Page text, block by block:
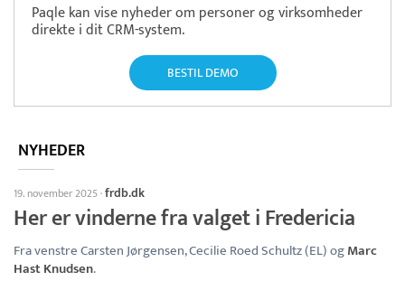
Paqle kan vise nyheder om personer og virksomheder
direkte i dit CRM-system.
BESTIL DEMO
NYHEDER
19. november 2025·frdb.dk
Her er vinderne fra valget i Fredericia
Fra venstre Carsten Jørgensen, Cecilie Roed Schultz (EL) ogMarc
Hast Knudsen.